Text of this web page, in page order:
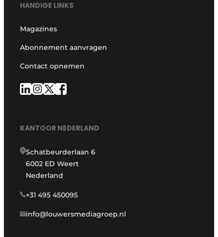
HANDIGE LINKS
Magazines
Abonnement aanvragen
Contact opnemen
KANTOOR NEDERLAND
Schatbeurderlaan 6
6002 ED Weert
Nederland
+31 495 450095
info@louwersmediagroep.nl